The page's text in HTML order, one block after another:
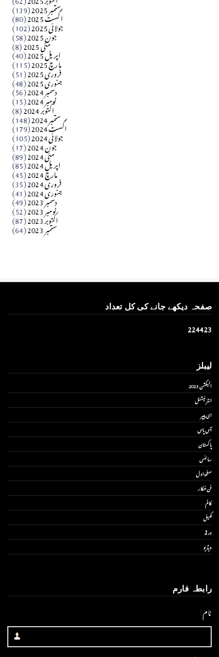
آزاد کشمیر جیسے احتجاج کی ضرورت ہے؟ از،،، ظہیرالدین
ستمبر 2025 (139) اگست 2025 (80) جولائی 2025 (102) جون 2025 (58) مئی 2025 (8) اپریل 2025 (40) مارچ 2025 (115) فروری 2025 (51) جنوری 2025 (48) دسمبر 2024 (56) نومبر 2024 (15) اکتوبر 2024 (8) ستمبر 2024 (148) اگست 2024 (179) جولائی 2024 (105) جون 2024 (17) مئی 2024 (89) اپریل 2024 (85) مارچ 2024 (45) فروری 2024 (35) جنوری 2024 (41) دسمبر 2023 (49) نومبر 2023 (52) اکتوبر 2023 (87) ستمبر 2023 (64)
صفحہ دیکھے جانے کی کل تعداد
224423
لیبلز
الیکشن 2023
انٹر نیشنل
ای پیپر
آس پاس
پاکستان
سائنس
صفحۂ اول
فن فنکار
کالم
کھیل
ورلڈ
ویڈیو
رابطہ فارم
نام